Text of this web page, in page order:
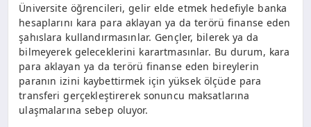
Üniversite öğrencileri, gelir elde etmek hedefiyle banka
hesaplarını kara para aklayan ya da terörü finanse eden
şahıslara kullandırmasınlar. Gençler, bilerek ya da
bilmeyerek geleceklerini karartmasınlar. Bu durum, kara
para aklayan ya da terörü finanse eden bireylerin
paranın izini kaybettirmek için yüksek ölçüde para
transferi gerçekleştirerek sonuncu maksatlarına
ulaşmalarına sebep oluyor.